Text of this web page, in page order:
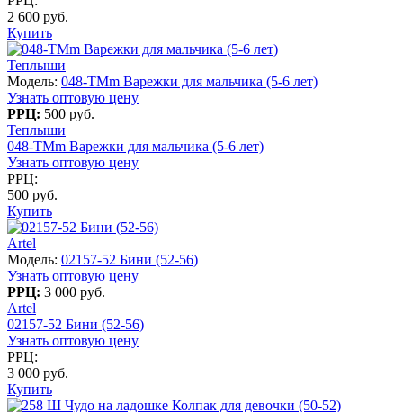
2 600 руб.
Купить
Теплыши
Модель: 048-TMm Варежки для мальчика (5-6 лет)
Узнать оптовую цену
РРЦ: 500 руб.
Теплыши
048-TMm Варежки для мальчика (5-6 лет)
Узнать оптовую цену
РРЦ:
500 руб.
Купить
Artel
Модель: 02157-52 Бини (52-56)
Узнать оптовую цену
РРЦ: 3 000 руб.
Artel
02157-52 Бини (52-56)
Узнать оптовую цену
РРЦ:
3 000 руб.
Купить